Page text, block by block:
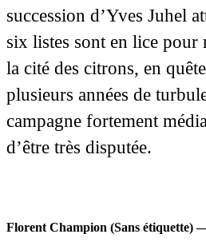
succession d’Yves Juhel
six listes sont en lice pour
la cité des citrons, en
plusieurs années de
campagne fortement
d’être très disputée.
Florent Champion (Sans étiquette)